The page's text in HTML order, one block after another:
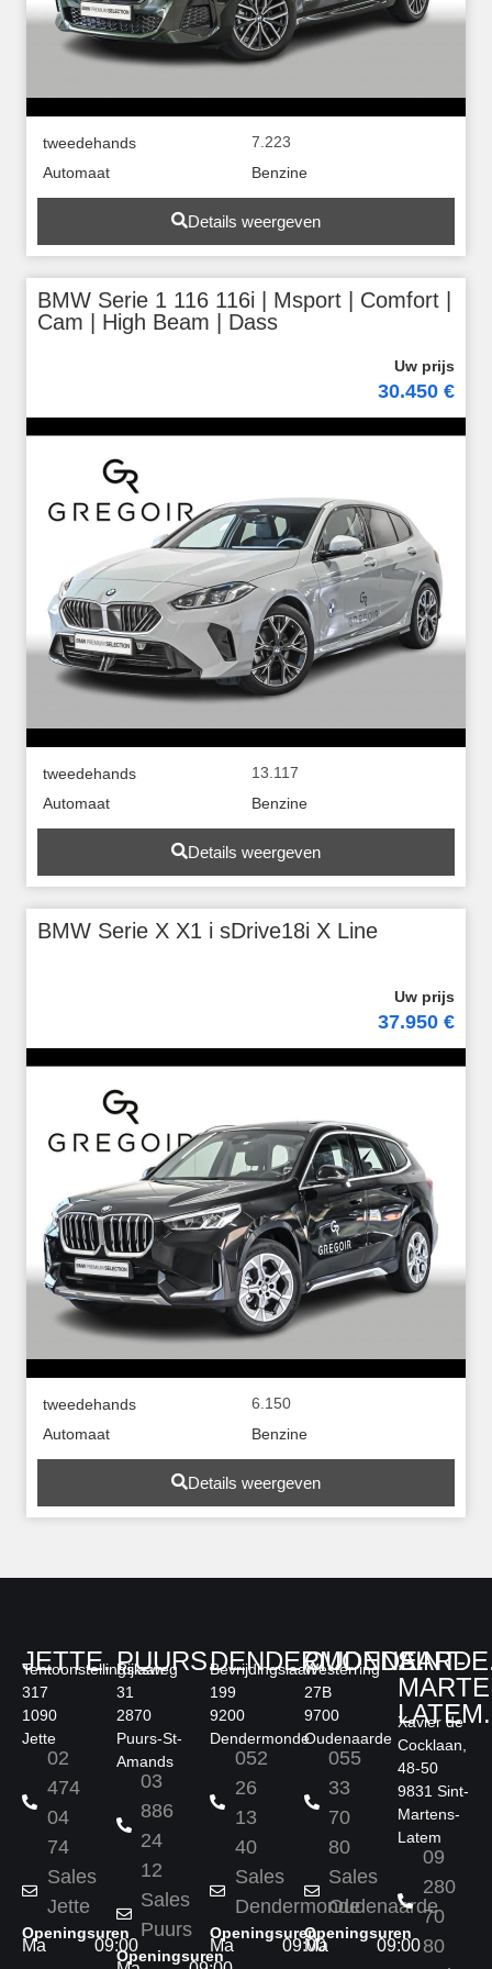
tweedehands
7.223
Automaat
Benzine
Details weergeven
BMW Serie 1 116 116i | Msport | Comfort |
Cam | High Beam | Dass
30.450 €
tweedehands
13.117
Automaat
Benzine
Details weergeven
BMW Serie X X1 i sDrive18i X Line
37.950 €
tweedehands
6.150
Automaat
Benzine
Details weergeven
JETTE.
Tentoonstellingslaan
317
1090
Jette
02
474
04
74
Sales
Jette
Openingsuren
Ma
09:00
PUURS.
Rijksweg
31
2870
Puurs-St-
Amands
03
886
24
12
Sales
Puurs
Openingsuren
DENDERMONDE.
Bevrijdingslaan
199
9200
Dendermonde
052
26
13
40
Sales
Dendermonde
Openingsuren
Ma
09:00
Westerring
27B
9700
Oudenaarde
055
33
70
80
Sales
Oudenaarde
Openingsuren
Ma
09:00
SINT-
LATEM.
Xavier de
Cocklaan,
48-50
9831 Sint-
Martens-
Latem
09
280
70
80